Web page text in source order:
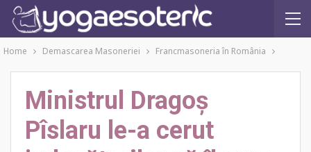
Home Demascarea Masoneriei Francmasoneria în România
Ministrul Dragoș
Pîslaru le-a cerut